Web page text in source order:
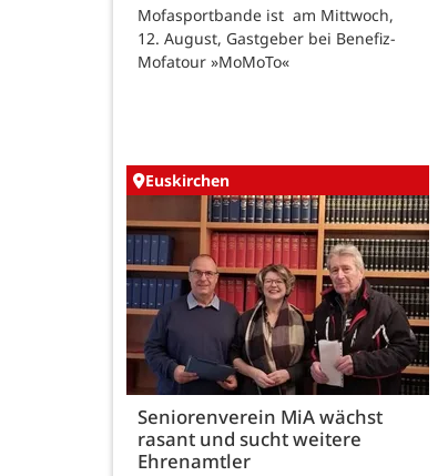
Mofasportbande ist am Mittwoch,
12. August, Gastgeber bei Benefiz-
Mofatour »MoMoTo«
Euskirchen
Seniorenverein MiA wächst
rasant und sucht weitere
Ehrenamtler